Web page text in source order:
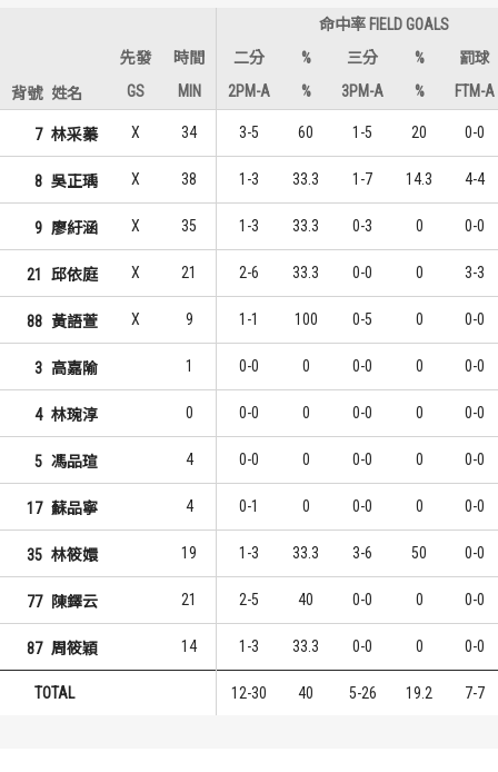
命中率 FIELD GOALS
先發
時間 二分 % 三分 %
罰球
背號 姓名 GS MIN 2PM-A % 3PM-A % FTM-A
7 林采蓁 X 34 3-5 60 1-5 20 0-0
8 吳正瑀 X 38 1-3 33.3 1-7 14.3 4-4
9 廖紆涵 X 35 1-3 33.3 0-3 0 0-0
21 邱依庭 X 21 2-6 33.3 0-0 0 3-3
88 黃語萱 X 9 1-1 100 0-5 0 0-0
3 高嘉隃 1 0-0 0 0-0 0 0-0
4 林琬淳 0 0-0 0 0-0 0 0-0
5 馮品瑄 4 0-0 0 0-0 0 0-0
17 蘇品寧 4 0-1 0 0-0 0 0-0
35 林筱嬛 19 1-3 33.3 3-6 50 0-0
77 陳鐸云 21 2-5 40 0-0 0 0-0
87 周筱穎 14 1-3 33.3 0-0 0 0-0
TOTAL 12-30 40 5-26 19.2 7-7